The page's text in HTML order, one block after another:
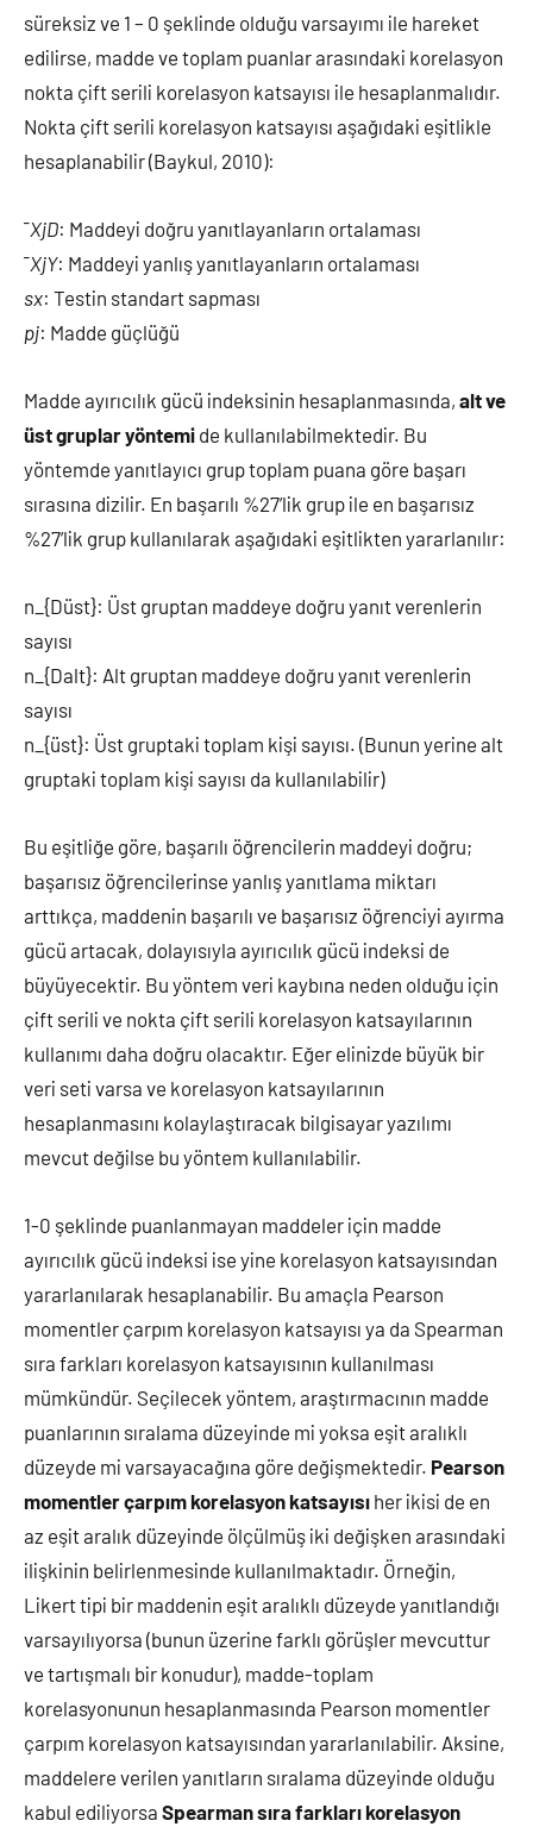
süreksiz ve 1 – 0 şeklinde olduğu varsayımı ile hareket
edilirse, madde ve toplam puanlar arasındaki korelasyon
nokta çift serili korelasyon katsayısı ile hesaplanmalıdır.
Nokta çift serili korelasyon katsayısı aşağıdaki eşitlikle
hesaplanabilir (Baykul, 2010):
¯XjD: Maddeyi doğru yanıtlayanların ortalaması
¯XjY: Maddeyi yanlış yanıtlayanların ortalaması
sx: Testin standart sapması
pj: Madde güçlüğü
Madde ayırıcılık gücü indeksinin hesaplanmasında, alt ve
üst gruplar yöntemi de kullanılabilmektedir. Bu
yöntemde yanıtlayıcı grup toplam puana göre başarı
sırasına dizilir. En başarılı %27’lik grup ile en başarısız
%27’lik grup kullanılarak aşağıdaki eşitlikten yararlanılır:
n_{Düst}: Üst gruptan maddeye doğru yanıt verenlerin
sayısı
n_{Dalt}: Alt gruptan maddeye doğru yanıt verenlerin
sayısı
n_{üst}: Üst gruptaki toplam kişi sayısı. (Bunun yerine alt
gruptaki toplam kişi sayısı da kullanılabilir)
Bu eşitliğe göre, başarılı öğrencilerin maddeyi doğru;
başarısız öğrencilerinse yanlış yanıtlama miktarı
arttıkça, maddenin başarılı ve başarısız öğrenciyi ayırma
gücü artacak, dolayısıyla ayırıcılık gücü indeksi de
büyüyecektir. Bu yöntem veri kaybına neden olduğu için
çift serili ve nokta çift serili korelasyon katsayılarının
kullanımı daha doğru olacaktır. Eğer elinizde büyük bir
veri seti varsa ve korelasyon katsayılarının
hesaplanmasını kolaylaştıracak bilgisayar yazılımı
mevcut değilse bu yöntem kullanılabilir.
1-0 şeklinde puanlanmayan maddeler için madde
ayırıcılık gücü indeksi ise yine korelasyon katsayısından
yararlanılarak hesaplanabilir. Bu amaçla Pearson
momentler çarpım korelasyon katsayısı ya da Spearman
sıra farkları korelasyon katsayısının kullanılması
mümkündür. Seçilecek yöntem, araştırmacının madde
puanlarının sıralama düzeyinde mi yoksa eşit aralıklı
düzeyde mi varsayacağına göre değişmektedir. Pearson
momentler çarpım korelasyon katsayısı her ikisi de en
az eşit aralık düzeyinde ölçülmüş iki değişken arasındaki
ilişkinin belirlenmesinde kullanılmaktadır. Örneğin,
Likert tipi bir maddenin eşit aralıklı düzeyde yanıtlandığı
varsayılıyorsa (bunun üzerine farklı görüşler mevcuttur
ve tartışmalı bir konudur), madde-toplam
korelasyonunun hesaplanmasında Pearson momentler
çarpım korelasyon katsayısından yararlanılabilir. Aksine,
maddelere verilen yanıtların sıralama düzeyinde olduğu
kabul ediliyorsa Spearman sıra farkları korelasyon